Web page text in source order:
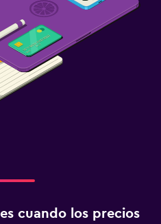
cuando los precios